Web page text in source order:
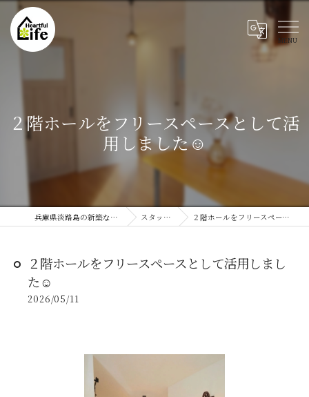
２階ホールをフリースペースとして活
用しました☺️
兵庫県淡路島の新築ならハートフルライフ スタッフブログ ２階ホールをフリースペースとして活用しました☺️
２階ホールをフリースペースとして活用しまし
た☺️
2026/05/11